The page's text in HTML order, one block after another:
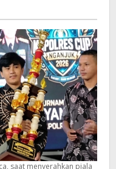
saat menyerahkan piala